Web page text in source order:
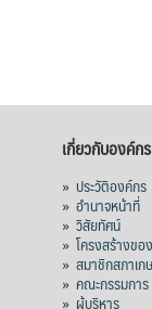
เกี่ยวกับองค์กร
»ประวัติองค์กร
»อำนาจหน้าที่
»วิสัยทัศน์
»โครงสร้างข
»สมาชิกสภาเ
»คณะกรรมการ
» ผู้บริหาร